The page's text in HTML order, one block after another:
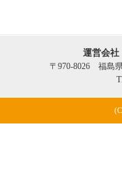
運営会
〒970-8026 福島